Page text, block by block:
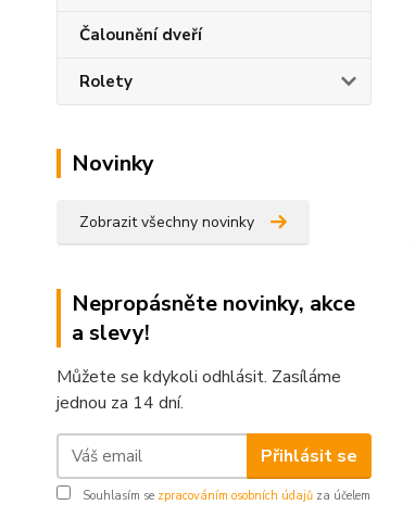
Čalounění dveří
Rolety
Novinky
Zobrazit všechny novinky
Nepropásněte novinky, akce
a slevy!
Můžete se kdykoli odhlásit. Zasíláme
jednou za 14 dní.
Přihlásit se
Souhlasím se zpracováním osobních údajů za účelem